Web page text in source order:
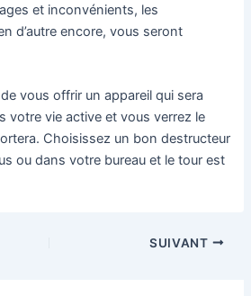
et inconvénients, les
d’autre encore, vous seront
vous offrir un appareil qui sera
votre vie active et vous verrez le
Choisissez un bon destructeur
ou dans votre bureau et le tour est
SUIVANT